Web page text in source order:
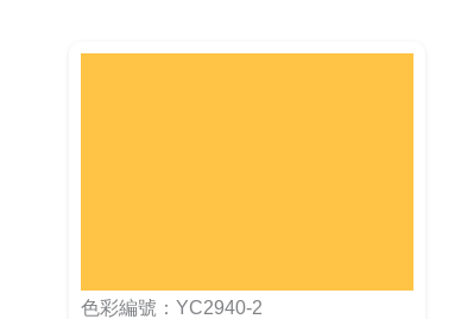
色彩編號：YC2940-2